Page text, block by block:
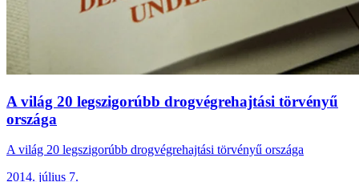
A világ 20 legszigorúbb drogvégrehajtási törvényű
országa
A világ 20 legszigorúbb drogvégrehajtási törvényű országa
2014. július 7.